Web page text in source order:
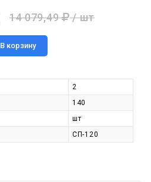
14 079,49 / шт
В корзину
2
140
шт
СП-120